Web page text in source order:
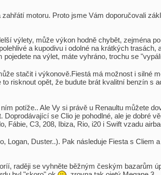
motoru. Proto jsme Vám doporučovali
výlety, může výkon hodně chybět, zejména
a kupodivu i odolné na krátkých trasách,
na výlet, máte vyhráno, trochu se
stačit i výkonově.Fiestá má možnost i silné
risknout opět, že budute brát kvalitní benzín s
potíže.. Ale Vy si právě u Renaultu můžete
se Clio je pohodlné, ale je dobré
Fábie, C3, 208, Ibiza, Rio, i20 i Swift vzadu
Logan, Duster..). Pak následuje Fiesta s Cliem
raději se vyhněte běžným českým bazarům